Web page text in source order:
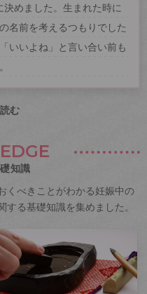
めました。生まれた時に
名前を考えるつもりでした
いいよね」と言い合い前も
む
知識
くべきことがわかる妊娠中の
る基礎知識を集めました。